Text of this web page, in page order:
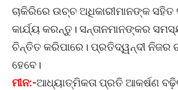
ଚାକିରିରେ ଉଚ୍ଚ ଅଧିକାରୀମାନଙ୍କ ସହିତ
କାର୍ଯ୍ୟ କରନ୍ତୁ। ସନ୍ତାନମାନଙ୍କର
ଚିନ୍ତିତ କରିପାରେ। ପ୍ରତିଦ୍ୱନ୍ଦୀ ନିଜର
ହେବେ।
ମୀନ:-ଆଧ୍ୟାତ୍ମିକତା ପ୍ରତି ଆକର୍ଷଣ